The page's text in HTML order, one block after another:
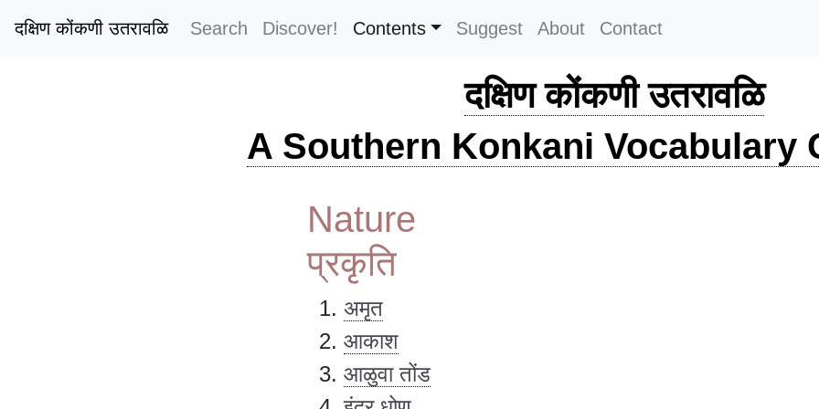
दक्षिण कोंकणी उतरावळि Search Discover! Contents Suggest About Contact
दक्षिण कोंकणी उतरावळि
A Southern Konkani Vocabulary
Nature
प्रकृति
अमृत
आकाश
आळुवा तोंड